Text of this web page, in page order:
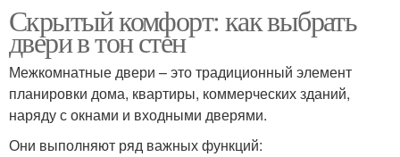
Скрытый комфорт: как выбрать
двери в тон стен
Межкомнатные двери – это традиционный элемент
планировки дома, квартиры, коммерческих зданий,
наряду с окнами и входными дверями.
Они выполняют ряд важных функций: